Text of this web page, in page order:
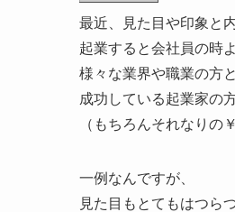
最近、見た目や印象と
起業すると会社員の時
様々な業界や職業の方
成功している起業家の
（もちろんそれなりの
一例なんですが、
見た目もとてもはつら